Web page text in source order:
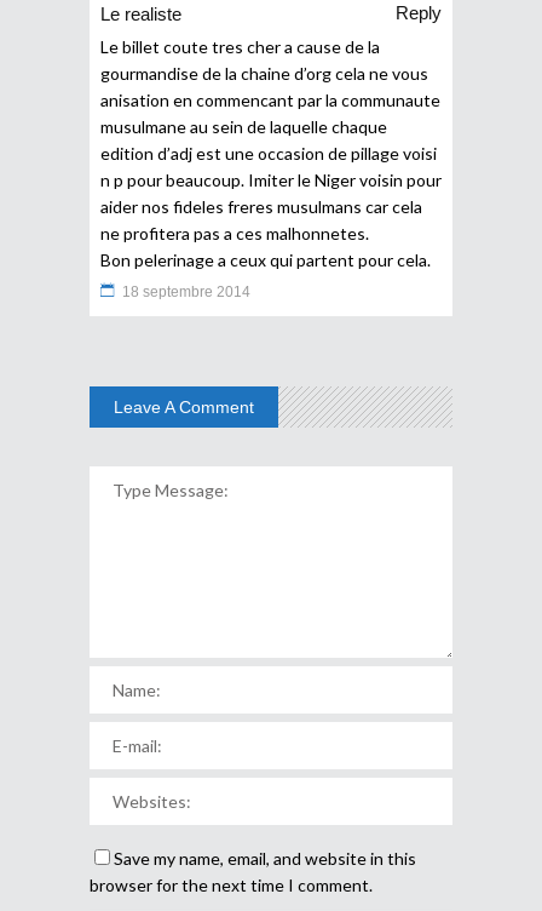
Le realiste
Reply
Le billet coute tres cher a cause de la
gourmandise de la chaine d’org cela ne vous
anisation en commencant par la communaute
musulmane au sein de laquelle chaque
edition d’adj est une occasion de pillage voisi
n p pour beaucoup. Imiter le Niger voisin pour
aider nos fideles freres musulmans car cela
ne profitera pas a ces malhonnetes.
Bon pelerinage a ceux qui partent pour cela.
18 septembre 2014
Leave A Comment
Save my name, email, and website in this
browser for the next time I comment.